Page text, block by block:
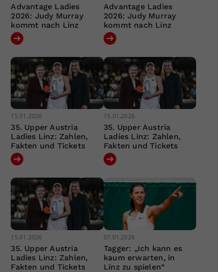
Advantage Ladies
2026: Judy Murray
kommt nach Linz
Advantage Ladies
2026: Judy Murray
kommt nach Linz
15.01.2026
35. Upper Austria
Ladies Linz: Zahlen,
Fakten und Tickets
15.01.2026
35. Upper Austria
Ladies Linz: Zahlen,
Fakten und Tickets
15.01.2026
35. Upper Austria
Ladies Linz: Zahlen,
Fakten und Tickets
07.01.2026
Tagger: „Ich kann es
kaum erwarten, in
Linz zu spielen“